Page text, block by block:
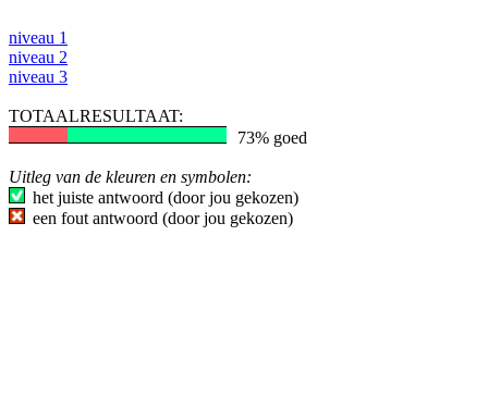
niveau 1
niveau 2
niveau 3
TOTAALRESULTAAT:
73% goed
Uitleg van de kleuren en symbolen:
het juiste antwoord (door jou gekozen)
een fout antwoord (door jou gekozen)